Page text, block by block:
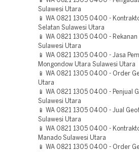
Sulawesi Utara
📱 WA 0821 1305 0400 -
Selatan Sulawesi Utara
📱 WA 0821 1305 0400 -
Sulawesi Utara
📱 WA 0821 1305 0400 - Jasa
Mongondow Utara Sulawesi Utara
📱 WA 0821 1305 0400 - Order
Utara
📱 WA 0821 1305 0400 - Penjual
Sulawesi Utara
📱 WA 0821 1305 0400 - Jual
Sulawesi Utara
📱 WA 0821 1305 0400 -
Manado Sulawesi Utara
📱 WA 0821 1305 0400 - Order